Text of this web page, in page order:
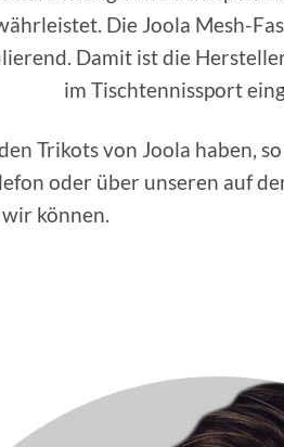
Die Joola Mesh-
Damit ist die
im Tischtennissport
Trikots von Joola haben,
oder über unseren auf
können.